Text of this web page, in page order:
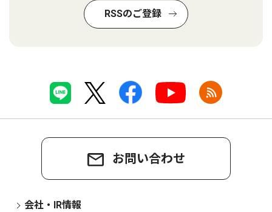
RSSのご登録
お問い合わせ
会社・IR情報